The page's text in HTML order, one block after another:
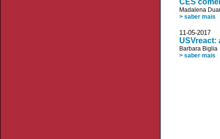
CES
Madalena
> saber mais
11-05-
USVreact:
Barbara Biglia
> saber mais